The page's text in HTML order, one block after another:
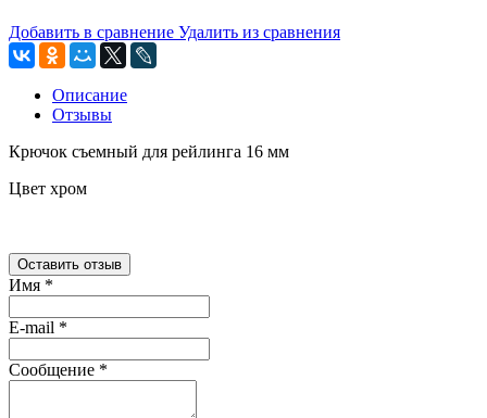
Добавить в сравнение Удалить из сравнения
Описание
Отзывы
Крючок съемный для рейлинга 16 мм
Цвет хром
Оставить отзыв
Имя *
E-mail *
Сообщение *